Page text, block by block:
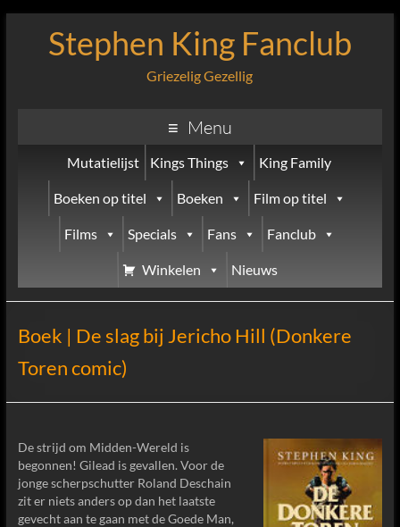
Stephen King Fanclub
Griezelig Gezellig
Menu
Mutatielijst Kings Things King Family
Boeken op titel Boeken Film op titel
Films Specials Fans Fanclub
Winkelen Nieuws
Boek | De slag bij Jericho Hill (Donkere
Toren comic)
De strijd om Midden-Wereld is
begonnen! Gilead is gevallen. Voor de
jonge scherpschutter Roland Deschain
zit er niets anders op dan het laatste
gevecht aan te gaan met de Goede Man,